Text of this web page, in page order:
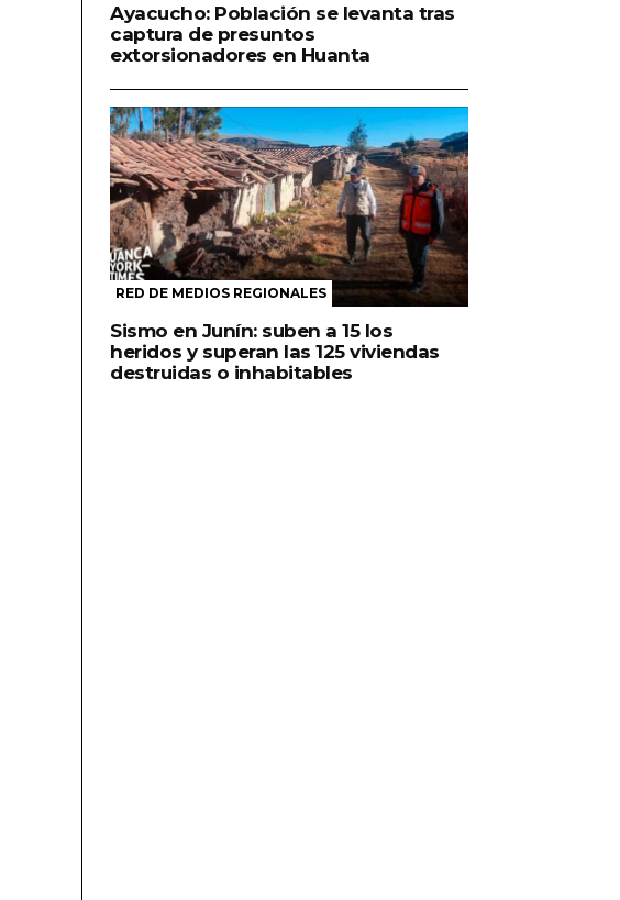
Ayacucho: Población se levanta tras
captura de presuntos
extorsionadores en Huanta
RED DE MEDIOS REGIONALES
Sismo en Junín: suben a 15 los
heridos y superan las 125 viviendas
destruidas o inhabitables